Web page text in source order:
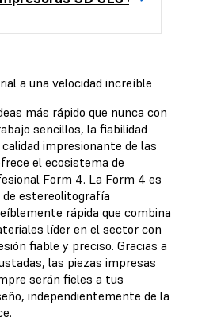
a una velocidad increíble
más rápido que nunca con
sencillos, la fiabilidad
impresionante de las
el ecosistema de
Form 4. La Form 4 es
estereolitografía
rápida que combina
líder en el sector con
fiable y preciso. Gracias a
las piezas impresas
serán fieles a tus
independientemente de la